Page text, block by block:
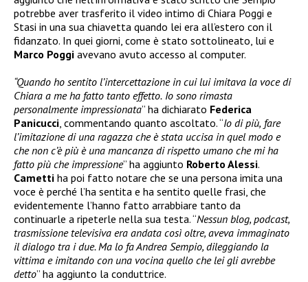
potrebbe aver trasferito il video intimo di Chiara Poggi e
Stasi in una sua chiavetta quando lei era all’estero con il
fidanzato. In quei giorni, come è stato sottolineato, lui e
Marco Poggi avevano avuto accesso al computer.
“Quando ho sentito l’intercettazione in cui lui imitava la voce di
Chiara a me ha fatto tanto effetto. Io sono rimasta
personalmente impressionata” ha dichiarato Federica
Panicucci, commentando quanto ascoltato. “Io di più, fare
l’imitazione di una ragazza che è stata uccisa in quel modo e
che non c’è più è una mancanza di rispetto umano che mi ha
fatto più che impressione” ha aggiunto Roberto Alessi.
Cametti ha poi fatto notare che se una persona imita una
voce è perché l’ha sentita e ha sentito quelle frasi, che
evidentemente l’hanno fatto arrabbiare tanto da
continuarle a ripeterle nella sua testa. “Nessun blog, podcast,
trasmissione televisiva era andata così oltre, aveva immaginato
il dialogo tra i due. Ma lo fa Andrea Sempio, dileggiando la
vittima e imitando con una vocina quello che lei gli avrebbe
detto” ha aggiunto la conduttrice.